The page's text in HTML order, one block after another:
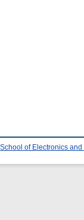
School of Electronics